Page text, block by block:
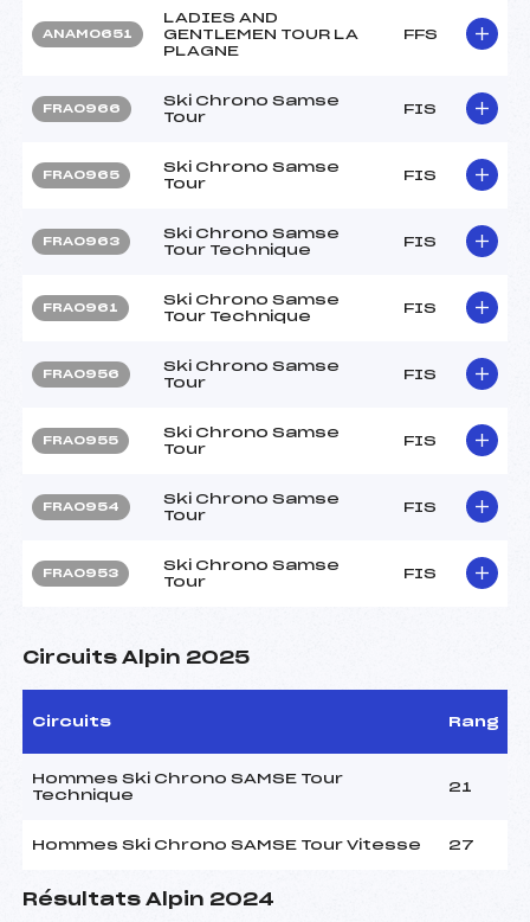
ANAM0651
LADIES AND
GENTLEMEN TOUR LA
PLAGNE
FFS
FRA0966
Ski Chrono Samse
Tour
FIS
FRA0965
Ski Chrono Samse
Tour
FIS
FRA0963
Ski Chrono Samse
Tour Technique
FIS
FRA0961
Ski Chrono Samse
Tour Technique
FIS
FRA0956
Ski Chrono Samse
Tour
FIS
FRA0955
Ski Chrono Samse
Tour
FIS
FRA0954
Ski Chrono Samse
Tour
FIS
FRA0953
Ski Chrono Samse
Tour
FIS
Circuits Alpin 2025
Circuits Rang
Hommes Ski Chrono SAMSE Tour
Technique
21
Hommes Ski Chrono SAMSE Tour Vitesse 27
Résultats Alpin 2024